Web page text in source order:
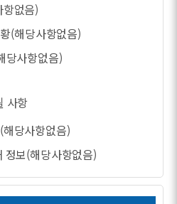
없음)
(해당사항없음)
당사항없음)
사항
당사항없음)
보(해당사항없음)